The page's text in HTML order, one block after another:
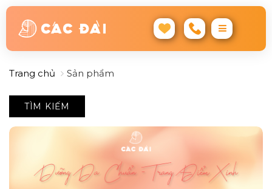
Trang chủ Sản phẩm
TÌM KIẾM